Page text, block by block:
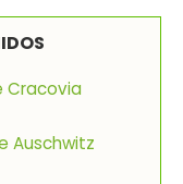
Cracovia
Auschwitz